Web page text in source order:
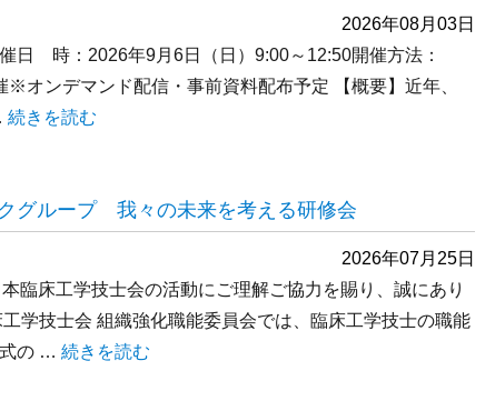
2026年08月03日
日 時：2026年9月6日（日）9:00～12:50開催方法：
オンデマンド配信・事前資料配布予定 【概要】近年、
“透析膜を使いこなす －病態別アプローチの実践” の
続きを読む
グループ 我々の未来を考える研修会
2026年07月25日
床工学技士会の活動にご理解ご協力を賜り、誠にあり
学技士会 組織強化職能委員会では、臨床工学技士の職能
の … “臨床工学技士の職能に関するワークグループ 我々の
続きを読む